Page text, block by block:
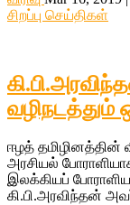
சிறப்பு செய்திகள்
ஈழத் தமிழினத்தின்
அரசியல்
இலக்கியப்
கி.பி.அரவிந்தன்